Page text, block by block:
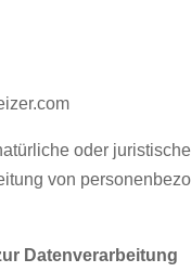
oder
von
Datenverarbeitung